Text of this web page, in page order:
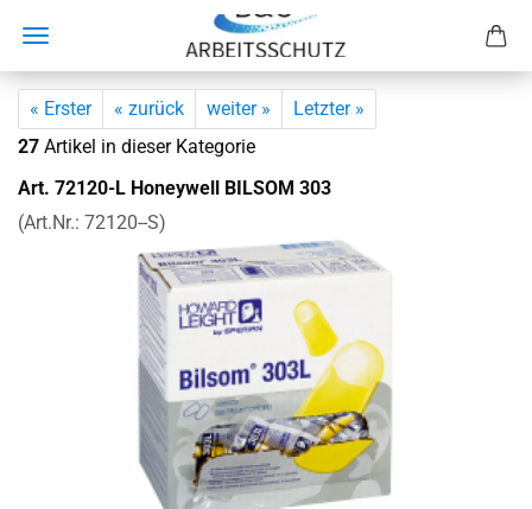
« Erster « zurück weiter »
Letzter »
27 Artikel in dieser Kategorie
Art. 72120-​L Ho­ney­well BIL­SOM 303
(Art.Nr.: 72120-​-S)